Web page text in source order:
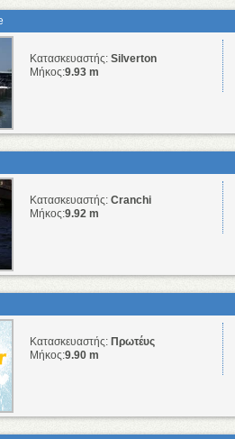
Κατασκευαστής: Silverton
Μήκος:9.93 m
Κατασκευαστής: Cranchi
Μήκος:9.92 m
Κατασκευαστής: Πρωτέυς
Μήκος:9.90 m